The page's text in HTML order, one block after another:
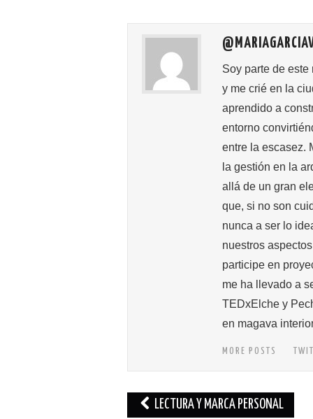
b
o
o
k
d
o
n
ar
tir
Soy parte de
y me crié en la
aprendido a
entorno
entre la escasez.
la gestión en la
allá de un gran
que, si no son
nunca a ser lo
nuestros
participe en
me ha llevado a
TEDxElche y
en magava
MORE POSTS
Navegación
LECTURA Y MARCA PERSONAL